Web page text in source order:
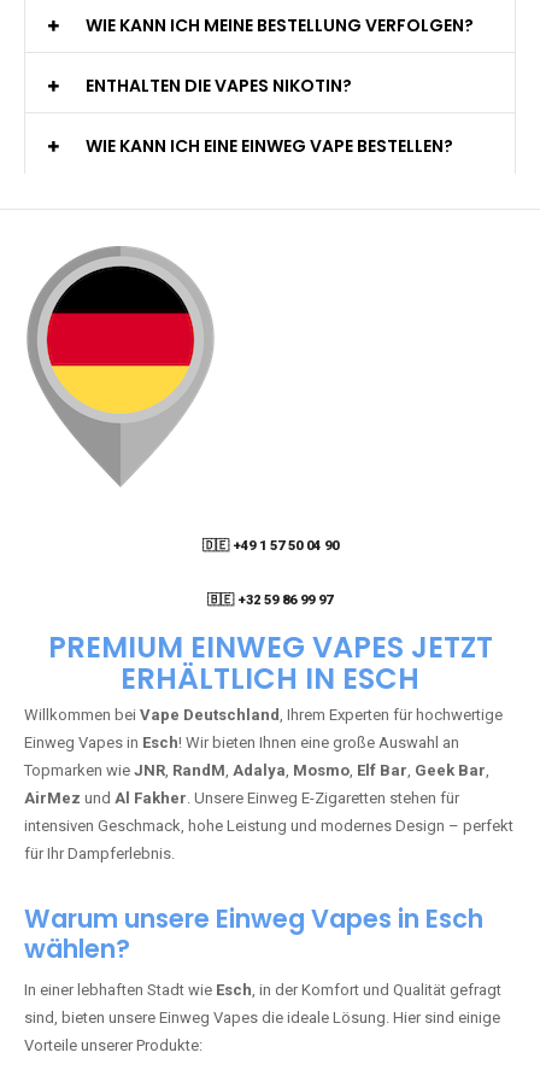
WIE KANN ICH MEINE BESTELLUNG VERFOLGEN?
ENTHALTEN DIE VAPES NIKOTIN?
WIE KANN ICH EINE EINWEG VAPE BESTELLEN?
🇩🇪 +49 1 57 50 04 90
🇧🇪 +32 59 86 99 97
PREMIUM EINWEG VAPES JETZT
ERHÄLTLICH IN ESCH
Willkommen bei Vape Deutschland, Ihrem Experten für hochwertige
Einweg Vapes in Esch! Wir bieten Ihnen eine große Auswahl an
Topmarken wie JNR, RandM, Adalya, Mosmo, Elf Bar, Geek Bar,
AirMez und Al Fakher. Unsere Einweg E-Zigaretten stehen für
intensiven Geschmack, hohe Leistung und modernes Design – perfekt
für Ihr Dampferlebnis.
Warum unsere Einweg Vapes in Esch
wählen?
In einer lebhaften Stadt wie Esch, in der Komfort und Qualität gefragt
sind, bieten unsere Einweg Vapes die ideale Lösung. Hier sind einige
Vorteile unserer Produkte: